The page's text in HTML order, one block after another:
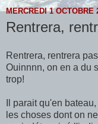
MERCREDI 1 OCTOBRE
Rentrera,
Rentrera, rentrera
Ouinnnn, on en a du
trop!
Il parait qu'en
les choses dont on